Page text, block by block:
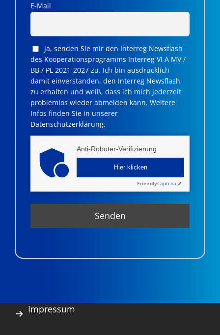
o
n
E-Mail
Ja, senden Sie mir den Interreg Newsflash
des Kooperationsprogramms Interreg VI A MV /
BB / PL 2021-2027 zu. Ich bin ausdrücklich
damit einverstanden, den Interreg Newsflash
zu erhalten und weiß, dass ich mich jederzeit
problemlos wieder abmelden kann. Weitere
Infos finden Sie in unserer
Datenschutzerklärung.
Anti-Roboter-Verifizierung
Hier klicken
FriendlyCaptcha ⇗
Impressum